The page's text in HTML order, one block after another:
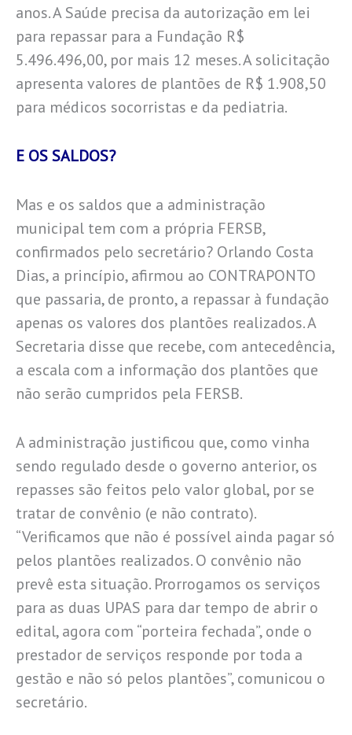
anos. A Saúde precisa da autorização em lei
para repassar para a Fundação R$
5.496.496,00, por mais 12 meses. A solicitação
apresenta valores de plantões de R$ 1.908,50
para médicos socorristas e da pediatria.
E OS SALDOS?
Mas e os saldos que a administração
municipal tem com a própria FERSB,
confirmados pelo secretário? Orlando Costa
Dias, a princípio, afirmou ao CONTRAPONTO
que passaria, de pronto, a repassar à fundação
apenas os valores dos plantões realizados. A
Secretaria disse que recebe, com antecedência,
a escala com a informação dos plantões que
não serão cumpridos pela FERSB.
A administração justificou que, como vinha
sendo regulado desde o governo anterior, os
repasses são feitos pelo valor global, por se
tratar de convênio (e não contrato).
“Verificamos que não é possível ainda pagar só
pelos plantões realizados. O convênio não
prevê esta situação. Prorrogamos os serviços
para as duas UPAS para dar tempo de abrir o
edital, agora com “porteira fechada”, onde o
prestador de serviços responde por toda a
gestão e não só pelos plantões”, comunicou o
secretário.